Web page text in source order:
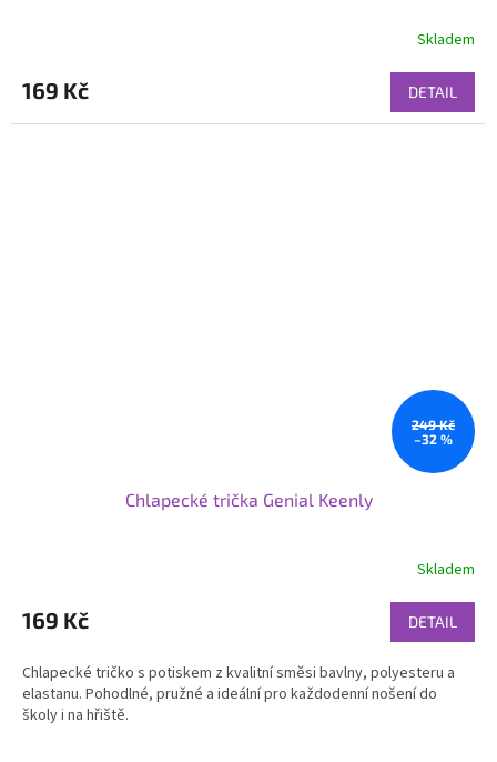
Skladem
169 Kč DETAIL
249 Kč
–32 %
Chlapecké trička Genial Keenly
Skladem
169 Kč DETAIL
Chlapecké tričko s potiskem z kvalitní směsi bavlny, polyesteru a
elastanu. Pohodlné, pružné a ideální pro každodenní nošení do
školy i na hřiště.